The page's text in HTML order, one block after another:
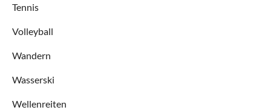
Tennis
Volleyball
Wandern
Wasserski
Wellenreiten